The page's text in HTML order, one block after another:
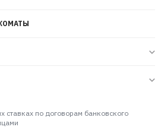
ставках по договорам банковского